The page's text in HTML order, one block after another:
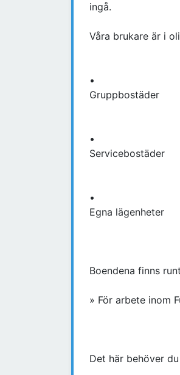
ingå.
Våra brukare är i
•
Gruppbostäder
•
Servicebostäder
•
Egna lägenheter
Boendena finns
» För arbete inom
Det här behöver